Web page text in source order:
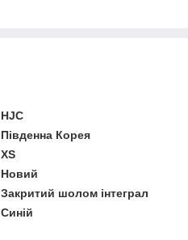
HJC
Південна Корея
XS
Новий
Закритий шолом інтеграл
Синій